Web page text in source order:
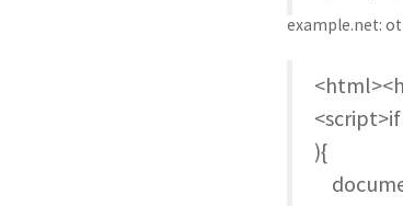
example.net:
){